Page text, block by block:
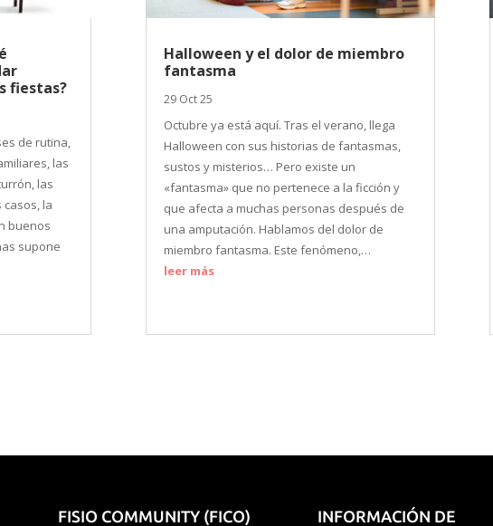
fiestas?
de rutina,
las
las
la
buenos
supone
Halloween y el dolor de miembro
fantasma
29 Oct 25
Octubre ya está aquí. Tras el verano, llega
Halloween con sus historias de fantasmas,
sustos y misterios… Pero existe un
«fantasma» que no pertenece a la ficción y
que afecta a muchas personas después de
una amputación. Hablamos del dolor de
miembro fantasma. Este fenómeno,…
leer más
FISIO COMMUNITY (FICO)
INFORMACIÓN DE